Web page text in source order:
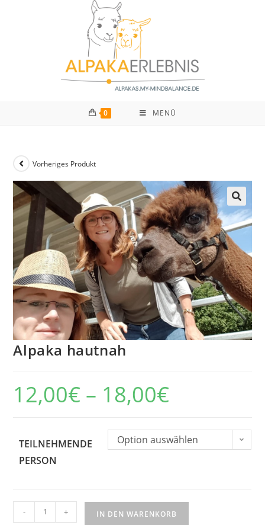
0 MENÜ
Vorheriges Produkt
🔍
Alpaka hautnah
12,00€ – 18,00€
TEILNEHMENDE
PERSON
Option auswählen
- + IN DEN WARENKORB